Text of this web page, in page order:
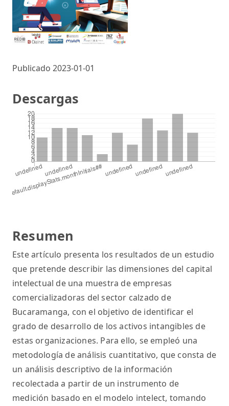
Publicado 2023-01-01
Resumen
Este artículo presenta los resultados de un estudio
que pretende describir las dimensiones del capital
intelectual de una muestra de empresas
comercializadoras del sector calzado de
Bucaramanga, con el objetivo de identificar el
grado de desarrollo de los activos intangibles de
estas organizaciones. Para ello, se empleó una
metodología de análisis cuantitativo, que consta de
un análisis descriptivo de la información
recolectada a partir de un instrumento de
medición basado en el modelo intelect, tomando
Descargas